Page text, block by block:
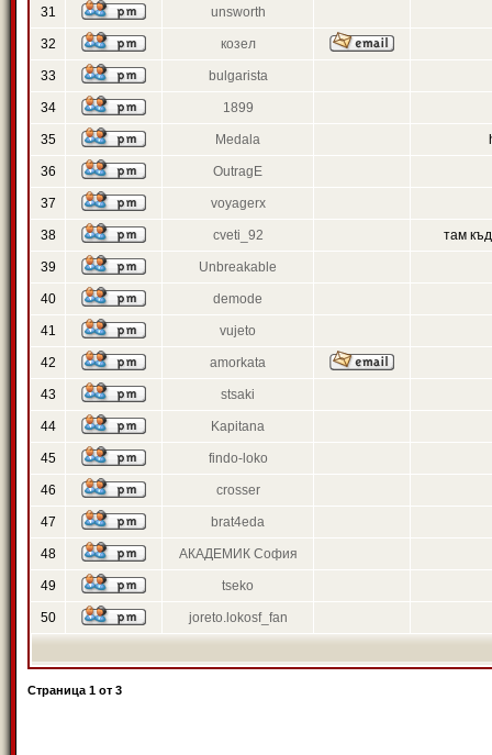
31 unsworth
32 козел
33 bulgarista
34 1899
35 Medala
36 OutragE
37 voyagerx
38 cveti_92 там
39 Unbreakable
40 demode
41 vujeto
42 amorkata
43 stsaki
44 Kapitana
45 findo-loko
46 crosser
47 brat4eda
48 АКАДЕМИК София
49 tseko
50 joreto.lokosf_fan
Страница 1 от 3